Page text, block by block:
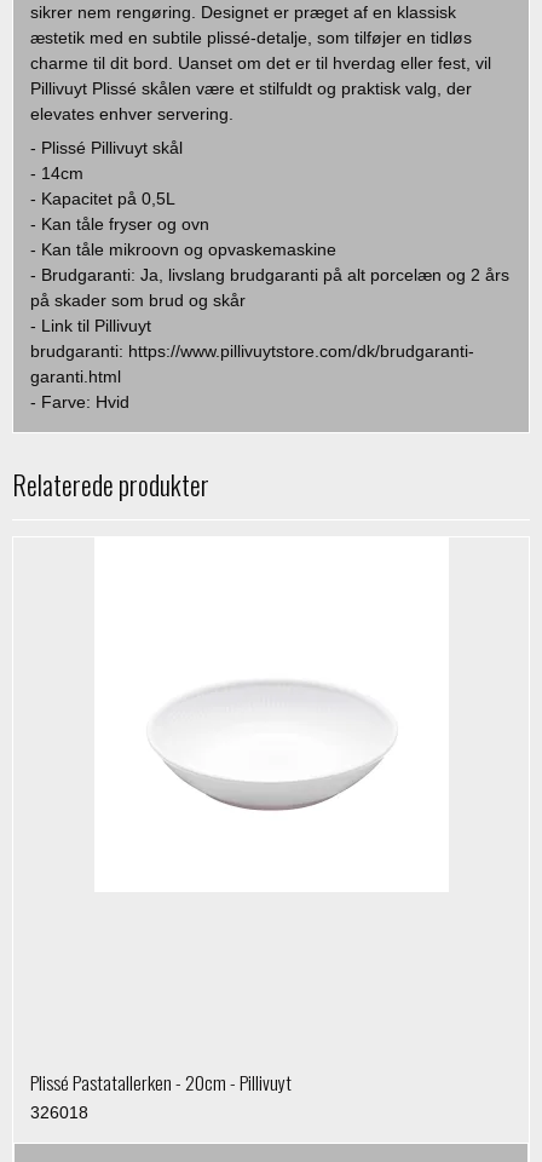
sikrer nem rengøring. Designet er præget af en klassisk
æstetik med en subtile plissé-detalje, som tilføjer en tidløs
charme til dit bord. Uanset om det er til hverdag eller fest, vil
Pillivuyt Plissé skålen være et stilfuldt og praktisk valg, der
elevates enhver servering.
- Plissé Pillivuyt skål
- 14cm
- Kapacitet på 0,5L
- Kan tåle fryser og ovn
- Kan tåle mikroovn og opvaskemaskine
- Brudgaranti: Ja, livslang brudgaranti på alt porcelæn og 2 års
på skader som brud og skår
- Link til Pillivuyt
brudgaranti: https://www.pillivuytstore.com/dk/brudgaranti-
garanti.html
- Farve: Hvid
Relaterede produkter
Plissé Pastatallerken - 20cm - Pillivuyt
326018